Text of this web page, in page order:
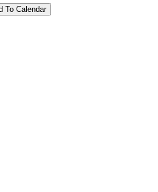
To Calendar